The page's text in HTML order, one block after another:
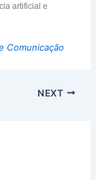
artificial e
Comunicação
NEXT